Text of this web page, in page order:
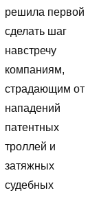
решила первой
сделать шаг
навстречу
компаниям,
страдающим от
нападений
патентных
троллей и
затяжных
судебных